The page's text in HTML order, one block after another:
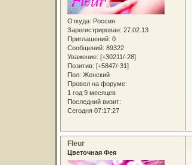
Откуда: Россия
Зарегистрирован: 27.02.13
Приглашений: 0
Сообщений: 89322
Уважение: [+30211/-28]
Позитив: [+5847/-31]
Пол: Женский
Провел на форуме:
1 год 9 месяцев
Последний визит:
Сегодня 07:17:27
Fleur
Цветочная Фея